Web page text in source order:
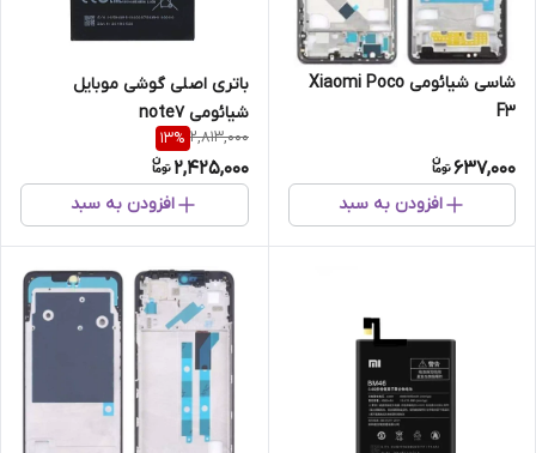
شاسی شیائومی Xiaomi Poco
F3
637,000
افزودن به سبد
باتری اصلی گوشی موبایل
شیائومی note7
2,813,000
13%
2,425,000
افزودن به سبد